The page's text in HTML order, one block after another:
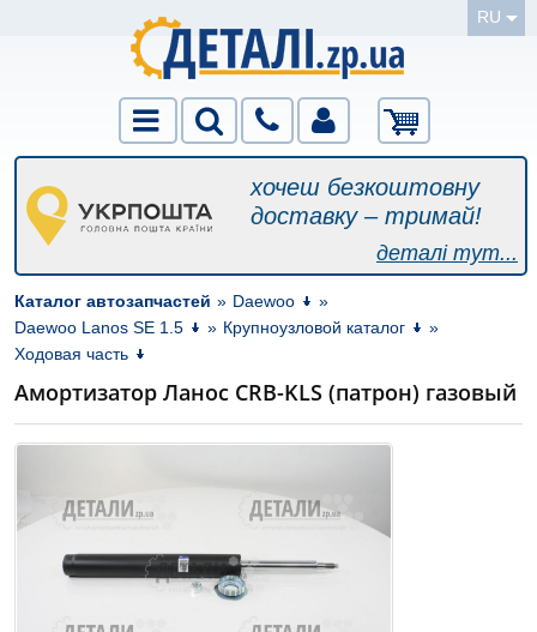
RU
хочеш безкоштовну
доставку – тримай!
деталі тут...
Каталог автозапчастей » Daewoo
»
Daewoo Lanos SE 1.5
» Крупноузловой каталог
»
Ходовая часть
Амортизатор Ланос CRB-KLS (патрон) газовый